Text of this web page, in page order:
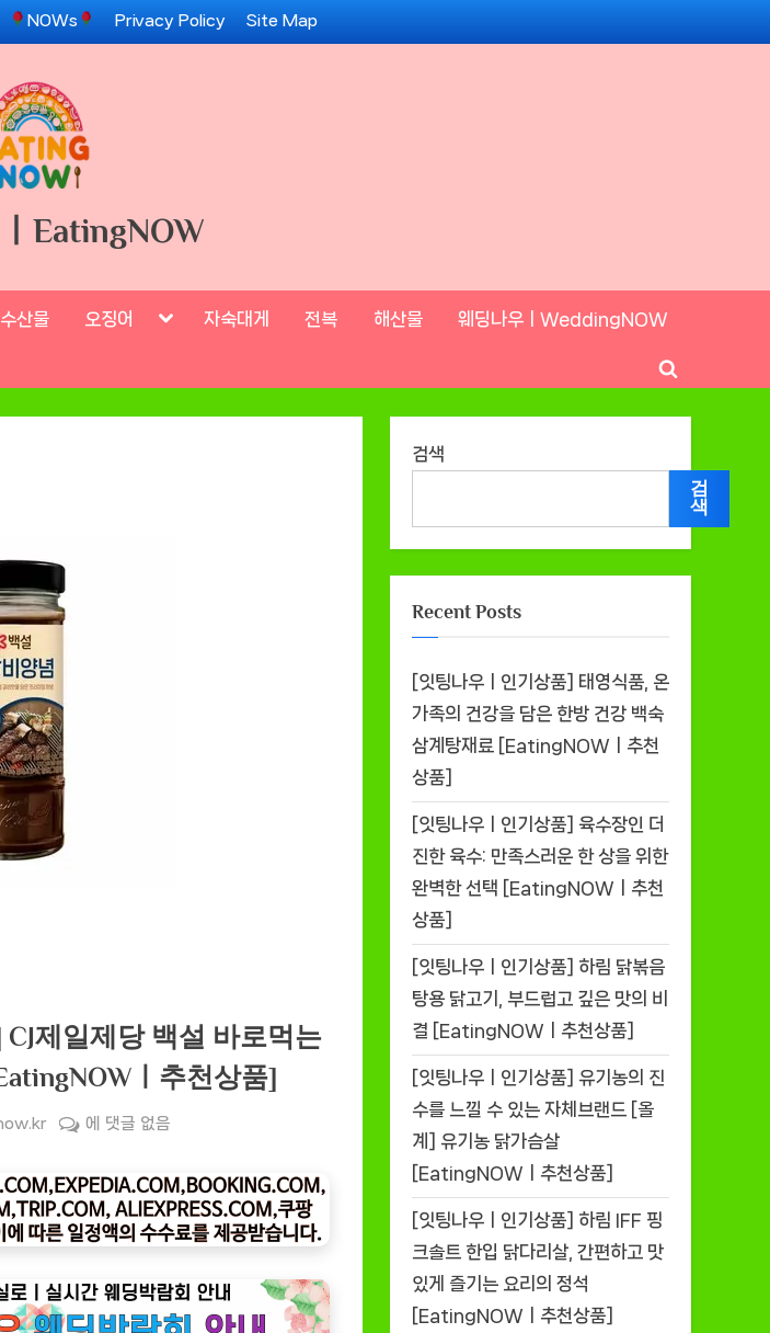
NOWs Privacy Policy Site Map
EatingNOW
수산물 오징어 Toggle자숙대게 전복 해산물 웨딩나우ㅣWeddingNOW
Toggle
search
제일제당 백설 바로먹는
ㅣ추천상품]
[잇
나
우
ㅣ
기
상
에 댓글 없음
검색
검
색
Recent Posts
[잇팅나우ㅣ인기상품] 태영식품, 온
가족의 건강을 담은 한방 건강 백숙
삼계탕재료 [EatingNOWㅣ추천
상품]
[잇팅나우ㅣ인기상품] 육수장인 더
진한 육수: 만족스러운 한 상을 위한
완벽한 선택 [EatingNOWㅣ추천
상품]
[잇팅나우ㅣ인기상품] 하림 닭볶음
탕용 닭고기, 부드럽고 깊은 맛의 비
결 [EatingNOWㅣ추천상품]
[잇팅나우ㅣ인기상품] 유기농의 진
수를 느낄 수 있는 자체브랜드 [올
계] 유기농 닭가슴살
[EatingNOWㅣ추천상품]
[잇팅나우ㅣ인기상품] 하림 IFF 핑
크솔트 한입 닭다리살, 간편하고 맛
있게 즐기는 요리의 정석
[EatingNOWㅣ추천상품]